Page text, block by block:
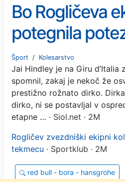
Bo Rogličeva
potegnila
spremenil vse.
Šport / Kolesarstvo
Jai Hindley je na Giru d’Italia
spomnil, zakaj je nekoč že
prestižno rožnato dirko.
dirko, ni se postavljal v
etapne … · Siol.net · 2M
Rogličev zvezdniški ekipni
tekmecu · Sportklub · 2M
red bull - bora - hansgrohe